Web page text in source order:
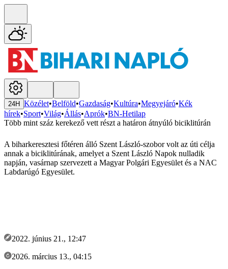
24H Közélet•Belföld•Gazdaság•Kultúra•Megyejáró•Kék
hírek•Sport•Világ•Állás•Aprók•BN-Hetilap
Több mint száz kerekező vett részt a határon átnyúló biciklitúrán
A biharkeresztesi főtéren álló Szent László-szobor volt az úti célja
annak a biciklitúrának, amelyet a Szent László Napok nulladik
napján, vasárnap szervezett a Magyar Polgári Egyesület és a NAC
Labdarúgó Egyesület.
2022. június 21., 12:47
2026. március 13., 04:15